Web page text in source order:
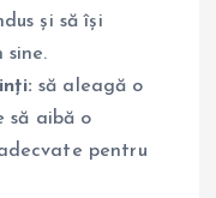
și să își
sine.
să aleagă o
să aibă o
pentru